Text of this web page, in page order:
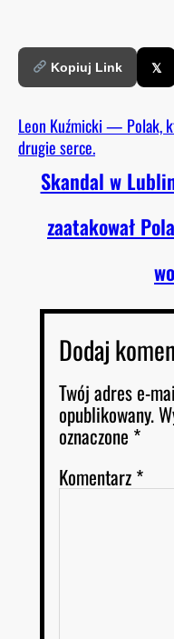
Kopiuj Link 𝕏
Leon Kuźmicki — Polak,
drugie serce.
Skandal w
zaatakował
Dodaj
Twój adres e-
opublikowany.
oznaczone *
Komentarz*